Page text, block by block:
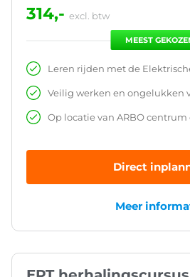
314,- excl. btw
MEEST
Leren rijden met de
Veilig werken en ongelukken
Op locatie van ARBO
Direct
Meer